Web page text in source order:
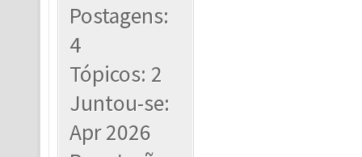
Postagens:
4
Tópicos: 2
Juntou-se:
Apr 2026